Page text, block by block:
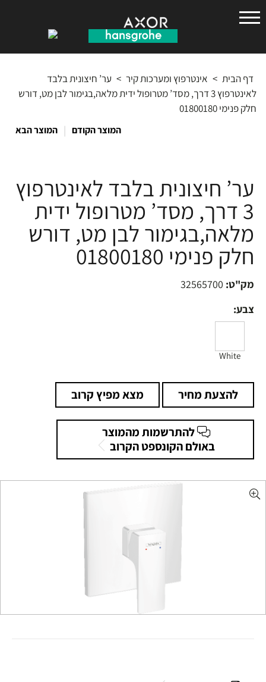
גרואה
דף הבית > אינטרפוץ ומערכות קיר > ער’ חיצונית בלבד
לאינטרפוץ 3 דרך, מסד’ מטרופול ידית מלאה,בגימור לבן מט, דורש
חלק פנימי 01800180
המוצר הקודם | המוצר הבא
ער’ חיצונית בלבד לאינטרפוץ
3 דרך, מסד’ מטרופול ידית
מלאה,בגימור לבן מט, דורש
חלק פנימי 01800180
מק"ט: 32565700
צבע:
White
להצעת מחיר מצא מפיץ קרוב
להתרשמות מהמוצר
באולם הקונספט הקרוב